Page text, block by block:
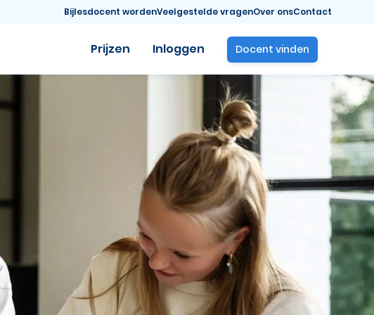
Bijlesdocent wordenVeelgestelde vragenOver onsContact
Prijzen Inloggen Docent vinden